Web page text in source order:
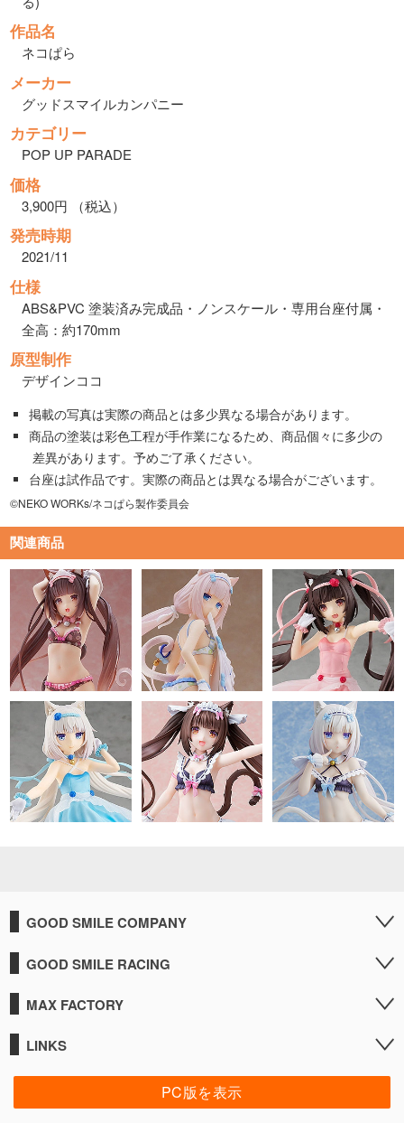
作品名
ネコぱら
メーカー
グッドスマイルカンパニー
カテゴリー
POP UP PARADE
価格
3,900円 （税込）
発売時期
2021/11
仕様
ABS&PVC 塗装済み完成品・ノンスケール・専用台座付属・
全高：約170mm
原型制作
デザインココ
掲載の写真は実際の商品とは多少異なる場合があります。
商品の塗装は彩色工程が手作業になるため、商品個々に多少の
差異があります。予めご了承ください。
台座は試作品です。実際の商品とは異なる場合がございます。
©NEKO WORKs/ネコぱら製作委員会
関連商品
GOOD SMILE COMPANY
GOOD SMILE RACING
MAX FACTORY
LINKS
PC版を表示